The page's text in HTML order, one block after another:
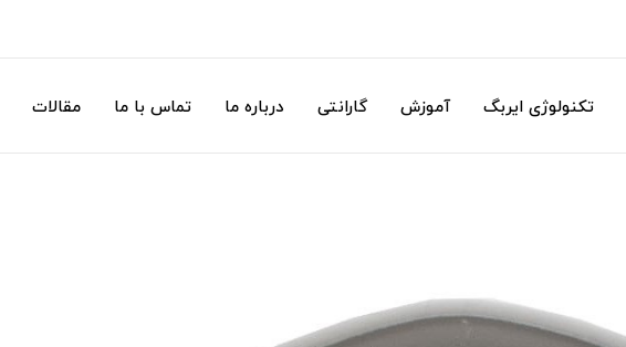
تکنولوژی ایربگ آموزش گارانتی درباره ما تماس با ما مقالات